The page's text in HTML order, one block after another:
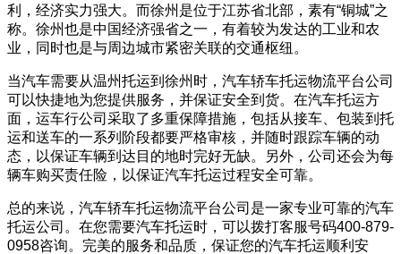
利，经济实力强大。而徐州是位于江苏省北部，素有“铜城”之
称。徐州也是中国经济强省之一，有着较为发达的工业和农
业，同时也是与周边城市紧密关联的交通枢纽。
当汽车需要从温州托运到徐州时，汽车轿车托运物流平台公司
可以快捷地为您提供服务，并保证安全到货。在汽车托运方
面，运车行公司采取了多重保障措施，包括从接车、包装到托
运和送车的一系列阶段都要严格审核，并随时跟踪车辆的动
态，以保证车辆到达目的地时完好无缺。另外，公司还会为每
辆车购买责任险，以保证汽车托运过程安全可靠。
总的来说，汽车轿车托运物流平台公司是一家专业可靠的汽车
托运公司。在您需要汽车托运时，可以拨打客服号码400-879-
0958咨询。完美的服务和品质，保证您的汽车托运顺利安